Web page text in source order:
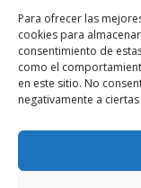
Para ofrecer las
cookies para
consentimiento de
como el
en este sitio. No
negativamente aDai